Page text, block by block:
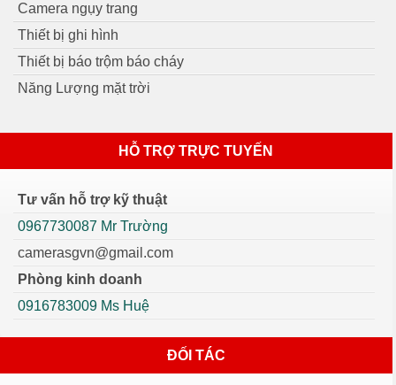
Camera ngụy trang
Thiết bị ghi hình
Thiết bị báo trộm báo cháy
Năng Lượng mặt trời
HỖ TRỢ TRỰC TUYẾN
Tư vấn hỗ trợ kỹ thuật
0967730087 Mr Trường
camerasgvn@gmail.com
Phòng kinh doanh
0916783009 Ms Huệ
ĐỐI TÁC